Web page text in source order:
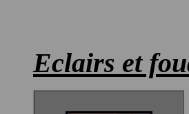
Eclairs